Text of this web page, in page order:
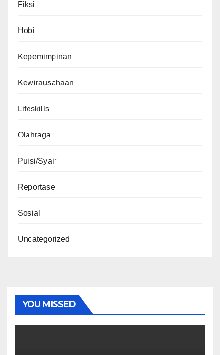
Fiksi
Hobi
Kepemimpinan
Kewirausahaan
Lifeskills
Olahraga
Puisi/Syair
Reportase
Sosial
Uncategorized
YOU MISSED